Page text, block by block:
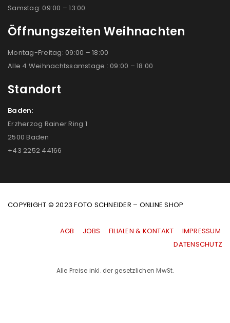
Samstag: 09:00 – 13:00
Öffnungszeiten Weihnachten
Montag-Freitag: 09:00 – 18:00
Alle 4 Weihnachtssamstage : 09:00 – 18:00
Standort
Baden:
Erzherzog Rainer Ring 1
2500 Baden
+43 2252 44166
COPYRIGHT © 2023 FOTO SCHNEIDER – ONLINE SHOP
AGB JOBS FILIALEN & KONTAKT
IMPRESSUM
|DATENSCHUTZ
Alle Preise inkl. der gesetzlichen MwSt.